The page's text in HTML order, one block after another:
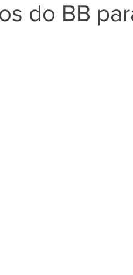
Itaú Unibanco Jurídico
do BB